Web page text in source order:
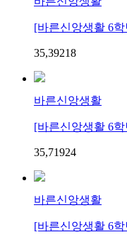
[바른신앙생활 6
35,39218
바른신앙생활
[바른신앙생활 6
35,71924
바른신앙생활
[바른신앙생활 6